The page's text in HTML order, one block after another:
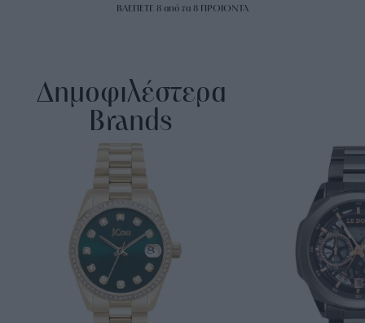
ΒΛΕΠΕΤΕ 8 από τα8 ΠΡΟΙΟΝΤΑ
Δημοφιλέστερα
Brands